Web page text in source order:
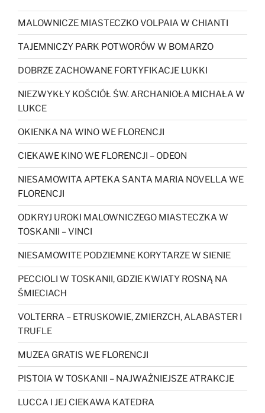
MALOWNICZE MIASTECZKO VOLPAIA W CHIANTI
TAJEMNICZY PARK POTWORÓW W BOMARZO
DOBRZE ZACHOWANE FORTYFIKACJE LUKKI
NIEZWYKŁY KOŚCIÓŁ ŚW. ARCHANIOŁA MICHAŁA W
LUKCE
OKIENKA NA WINO WE FLORENCJI
CIEKAWE KINO WE FLORENCJI – ODEON
NIESAMOWITA APTEKA SANTA MARIA NOVELLA WE
FLORENCJI
ODKRYJ UROKI MALOWNICZEGO MIASTECZKA W
TOSKANII – VINCI
NIESAMOWITE PODZIEMNE KORYTARZE W SIENIE
PECCIOLI W TOSKANII, GDZIE KWIATY ROSNĄ NA
ŚMIECIACH
VOLTERRA – ETRUSKOWIE, ZMIERZCH, ALABASTER I
TRUFLE
MUZEA GRATIS WE FLORENCJI
PISTOIA W TOSKANII – NAJWAŻNIEJSZE ATRAKCJE
LUCCA I JEJ CIEKAWA KATEDRA